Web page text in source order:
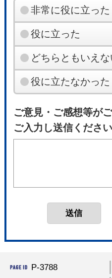
非常に役に立った
役に立った
どちらともいえな
役に立たなかった
ご意見・ご感想等が
ご入力し送信ください
P-3788